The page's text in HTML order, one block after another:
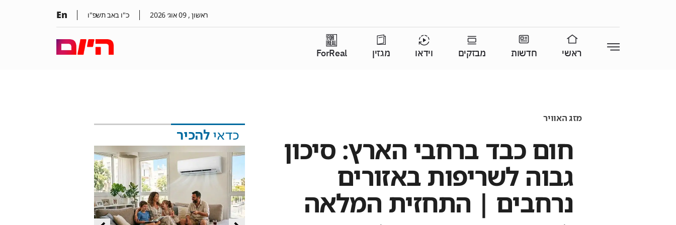
ראשון , 09אוג׳ 2026 כ"ו באב תשפ"ו En
ראשי חדשות מבזקים וידאו מגזין ForReal
מזג האוויר
חום כבד ברחבי הארץ: סיכון
גבוה לשריפות באזורים
נרחבים | התחזית המלאה
כדאי להכיר